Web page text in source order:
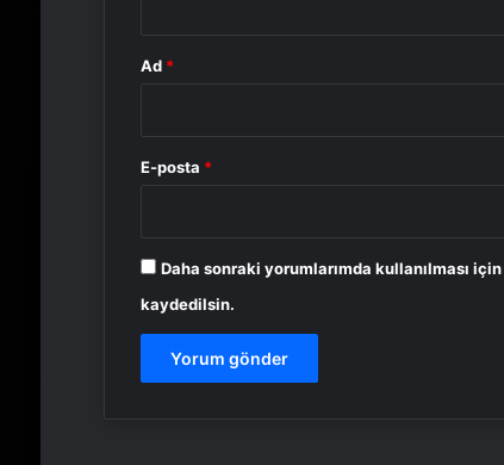
Ad *
E-posta *
Daha sonraki yorumlarımda kullanılması
kaydedilsin.